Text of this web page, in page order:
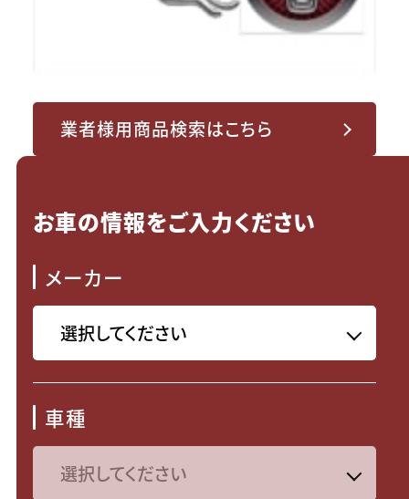
業者様用商品検索はこちら
お車の情報をご入力ください
メーカー
車種